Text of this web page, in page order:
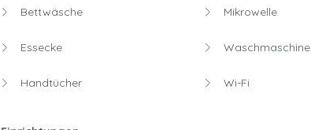
Bettwäsche
Essecke
Handtücher
Mikrowelle
Waschmaschine
Wi-Fi